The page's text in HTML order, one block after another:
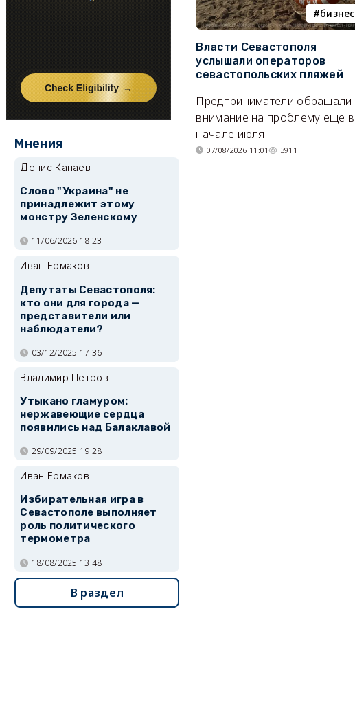
бизнес
Власти Севастополя
услышали операторов
севастопольских пляжей
Предприниматели обращали
внимание на проблему еще в
начале июля.
07/08/2026 11:01 3911
Мнения
Денис Канаев
Слово "Украина" не
принадлежит этому
монстру Зеленскому
11/06/2026 18:23
Иван Ермаков
Депутаты Севастополя:
кто они для города —
представители или
наблюдатели?
03/12/2025 17:36
Владимир Петров
Утыкано гламуром:
нержавеющие сердца
появились над Балаклавой
29/09/2025 19:28
Иван Ермаков
Избирательная игра в
Севастополе выполняет
роль политического
термометра
18/08/2025 13:48
В раздел